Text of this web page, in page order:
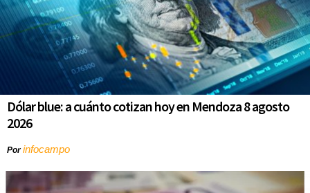
Dólar blue: a cuánto cotizan hoy en Mendoza 8 agosto
2026
Porinfocampo